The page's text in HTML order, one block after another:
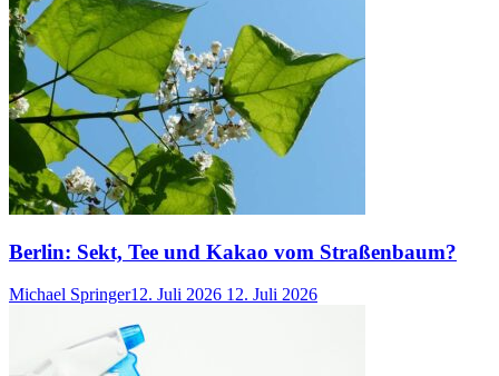
Berlin: Sekt, Tee und Kakao vom Straßenbaum?
Michael Springer12. Juli 2026 12. Juli 2026